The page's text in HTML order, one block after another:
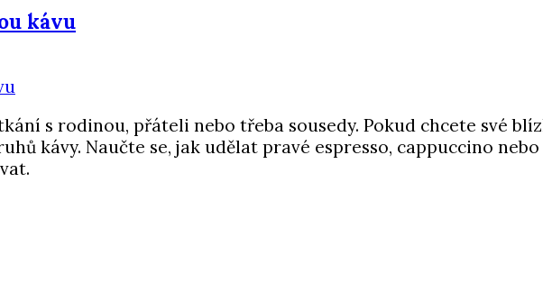
kávu
s rodinou, přáteli nebo třeba sousedy. Pokud chcete své
kávy. Naučte se, jak udělat pravé espresso, cappuccino